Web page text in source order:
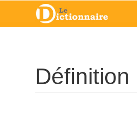
Définition